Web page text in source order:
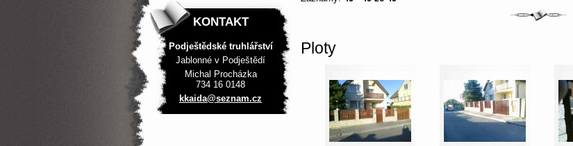
Ploty
KONTAKT
Podještědské truhlářství
Jablonné v Podještědí
Michal Procházka
734 16 0148
kkaida@seznam.cz